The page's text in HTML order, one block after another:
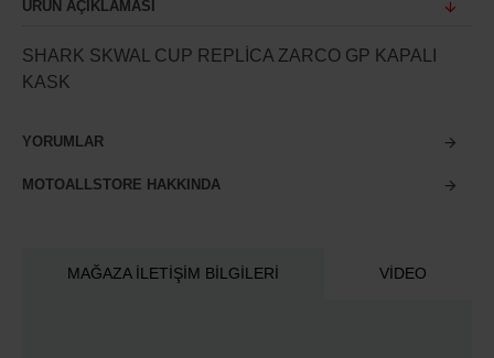
ÜRÜN AÇIKLAMASI
SHARK SKWAL CUP REPLİCA ZARCO GP KAPALI
KASK
YORUMLAR
MOTOALLSTORE HAKKINDA
MAĞAZA İLETIŞIM BILGILERI VIDEO